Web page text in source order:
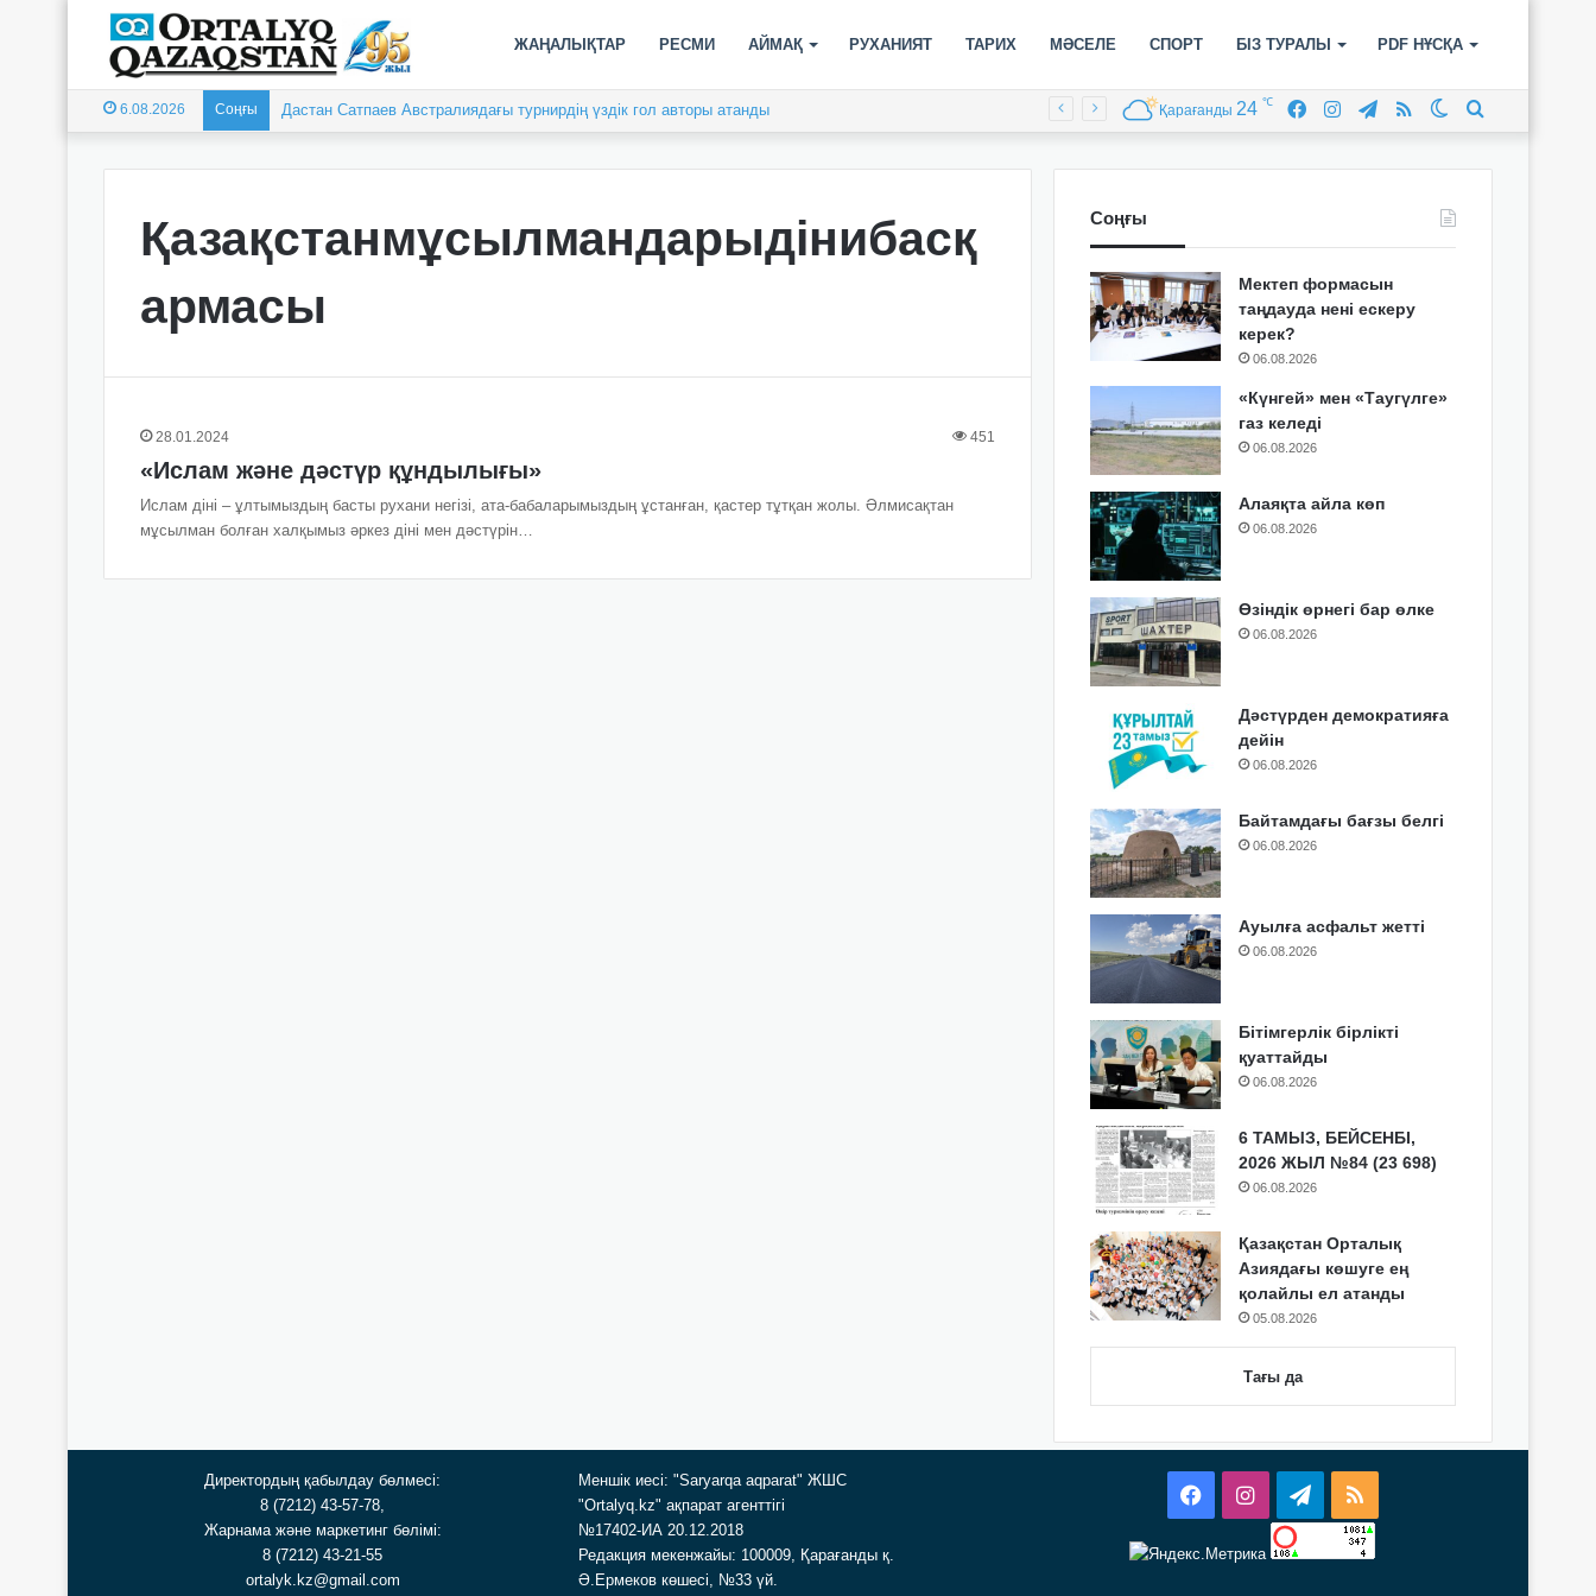
ЖАҢАЛЫҚТАР РЕСМИ АЙМАҚ РУХАНИЯТ ТАРИХ МӘСЕЛЕ СПОРТ БІЗ ТУРАЛЫ PDF НҰСҚА
6.08.2026 Соңғы Дастан Сатпаев Австралиядағы турнирдің үздік гол авторы атанды Switch
RSS
Telegram
Instagram
Facebook
Қарағанды 24 ℃
Қазақстанмұсылмандарыдінибасқ
армасы
28.01.2024 451
«Ислам және дәстүр құндылығы»
Ислам діні – ұлты­мыз­дың басты рухани негізі, ата-баба­ларымыздың ұстанған, қас­тер тұтқан жолы. Әлмисақтан
мұсылман болған халқымыз әркез діні мен дәстүрін…
Соңғы
Мектеп формасын
таңдауда нені ескеру
керек?
06.08.2026
«Күнгей» мен «Таугүлге»
газ келеді
06.08.2026
Алаяқта айла көп
06.08.2026
Өзіндік өрнегі бар өлке
06.08.2026
Дәстүрден демократияға
дейін
06.08.2026
Байтамдағы бағзы белгі
06.08.2026
Ауылға асфальт жетті
06.08.2026
Бітімгерлік бірлікті
қуаттайды
06.08.2026
6 ТАМЫЗ, БЕЙСЕНБІ,
2026 ЖЫЛ №84 (23 698)
06.08.2026
Қазақстан Орталық
Азиядағы көшуге ең
қолайлы ел атанды
05.08.2026
Тағы да
Директордың қабылдау бөлмесі:
8 (7212) 43-57-78,
Жарнама және маркетинг бөлімі:
8 (7212) 43-21-55
ortalyk.kz@gmail.com
Меншік иесі: "Saryarqa aqparat" ЖШС
"Ortalyq.kz" ақпарат агенттігі
№17402-ИА 20.12.2018
Редакция мекенжайы: 100009, Қарағанды қ.
Ә.Ермеков көшесі, №33 үй.
FacebookInstagramTelegram
RSS